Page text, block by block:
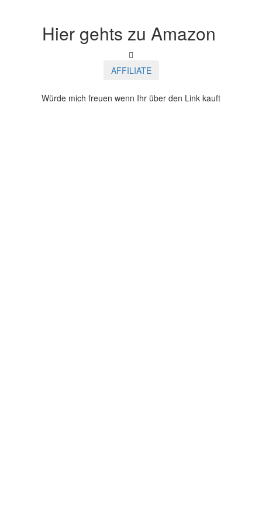
Hier gehts zu Amazon
AFFILIATE
Würde mich freuen wenn Ihr über den Link kauft